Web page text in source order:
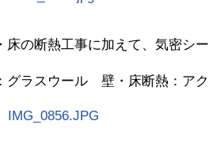
の断熱工事に加えて、気密シー
ウール 壁・床断熱：アク